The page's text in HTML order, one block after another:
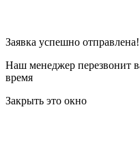
Заявка успешно отправлена!
Наш менеджер перезвонит
время
Закрыть это окно